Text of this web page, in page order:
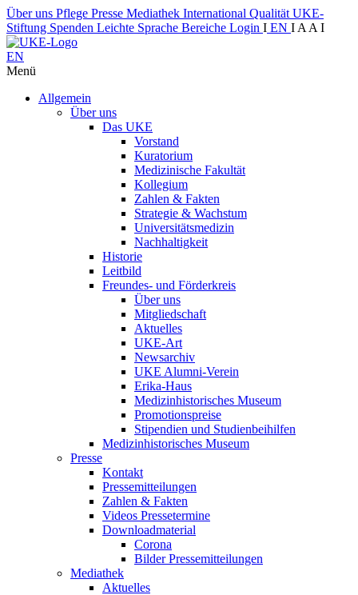
Über uns Pflege Presse Mediathek International Qualität UKE-
Stiftung Spenden Leichte Sprache Bereiche Login I EN I A A I
EN
Menü
Allgemein
Über uns
Das UKE
Vorstand
Kuratorium
Medizinische Fakultät
Kollegium
Zahlen & Fakten
Strategie & Wachstum
Universitätsmedizin
Nachhaltigkeit
Historie
Leitbild
Freundes- und Förderkreis
Über uns
Mitgliedschaft
Aktuelles
UKE-Art
Newsarchiv
UKE Alumni-Verein
Erika-Haus
Medizinhistorisches Museum
Promotionspreise
Stipendien und Studienbeihilfen
Medizinhistorisches Museum
Presse
Kontakt
Pressemitteilungen
Zahlen & Fakten
Videos Pressetermine
Downloadmaterial
Corona
Bilder Pressemitteilungen
Mediathek
Aktuelles